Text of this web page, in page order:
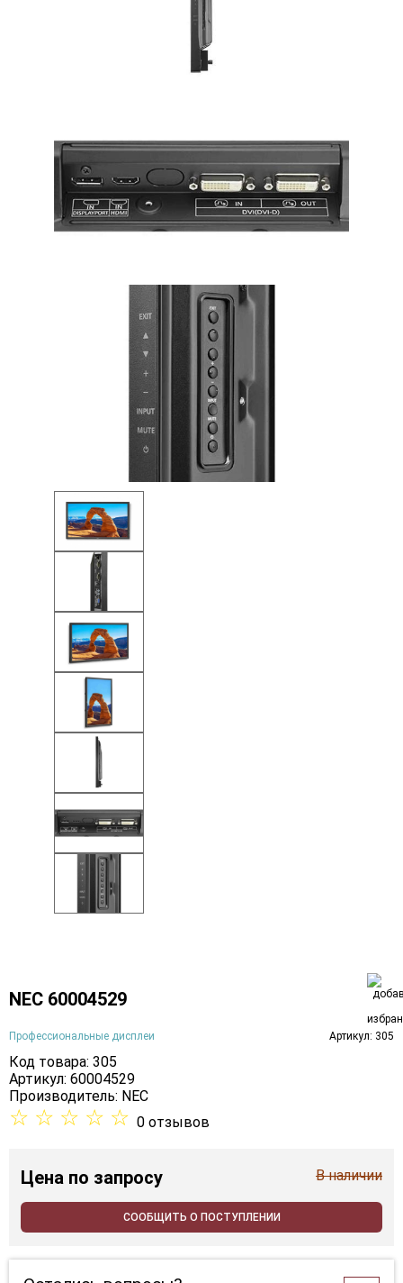
NEC 60004529
Профессиональные дисплеи Артикул: 305
Код товара: 305
Артикул: 60004529
Производитель: NEC
☆ ☆ ☆ ☆ ☆ 0 отзывов
Цена по запросу В наличии
СООБЩИТЬ О ПОСТУПЛЕНИИ